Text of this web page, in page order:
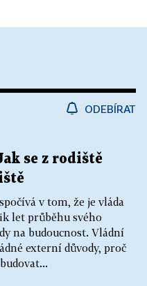
ODEBÍRAT
se z rodiště
v tom, že je vláda
let průběhu svého
na budoucnost. Vládní
externí důvody, proč